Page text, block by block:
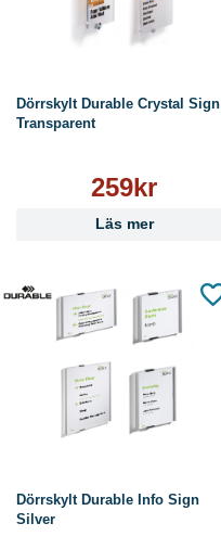
Dörrskylt Durable Crystal Sign
Transparent
259kr
Läs mer
Dörrskylt Durable Info Sign
Silver